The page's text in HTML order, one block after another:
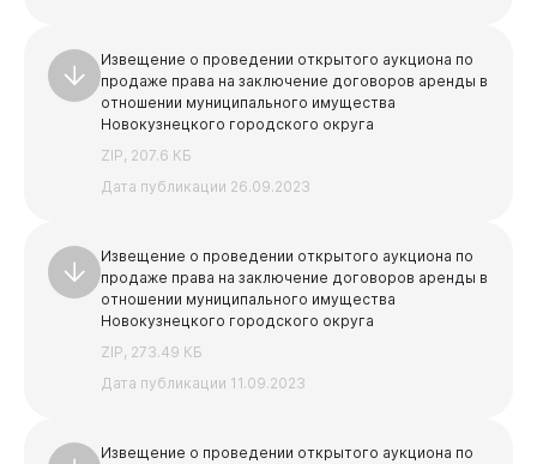
Извещение о проведении открытого аукциона по
продаже права на заключение договоров аренды в
отношении муниципального имущества
Новокузнецкого городского округа
ZIP, 207.6 КБ
Дата публикации 26.09.2023
Извещение о проведении открытого аукциона по
продаже права на заключение договоров аренды в
отношении муниципального имущества
Новокузнецкого городского округа
ZIP, 273.49 КБ
Дата публикации 11.09.2023
Извещение о проведении открытого аукциона по